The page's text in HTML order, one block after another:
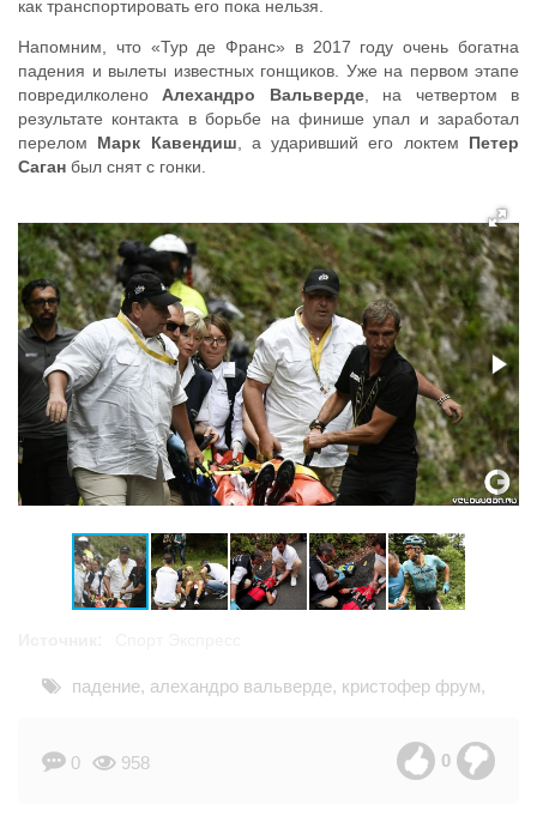
как транспортировать его пока нельзя.
Напомним, что «Тур де Франс» в 2017 году очень богатна
падения и вылеты известных гонщиков. Уже на первом этапе
повредилколеноАлехандро Вальверде, на четвертом в
результате контакта в борьбе на финише упал и заработал
перелом Марк Кавендиш, а ударивший его локтем Петер
Саган был снят с гонки.
падение, алехандро вальверде, кристофер фрум,
0
958 0